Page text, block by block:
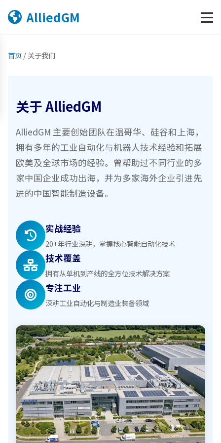
AlliedGM
关于 AlliedGM
首页/关于我们
关于 AlliedGM
AlliedGM 主要创始团队在温哥华、硅谷和上海，
拥有多年的工业自动化与机器人技术经验和拓展
欧美及全球市场的经验。曾帮助过不同行业的多
家中国企业成功出海，并为多家海外企业引进先
进的中国智能制造设备。
实战经验
20+年行业深耕，掌握核心智能自动化技术
技术覆盖
拥有从单机到产线的全方位技术解决方案
专注工业
深耕工业自动化与制造业装备领域